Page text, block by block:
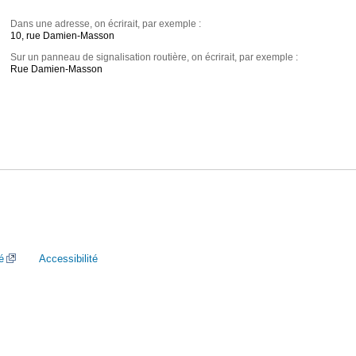
Dans une adresse, on écrirait, par exemple :
10, rue Damien-Masson
Sur un panneau de signalisation routière, on écrirait, par exemple :
Rue Damien-Masson
Accessibilité